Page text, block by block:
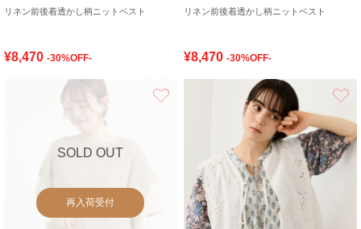
リネン前後着透かし柄ニットベスト
¥8,470 -30%OFF-
リネン前後着透かし柄ニットベスト
¥8,470 -30%OFF-
SOLD OUT
再入荷受付